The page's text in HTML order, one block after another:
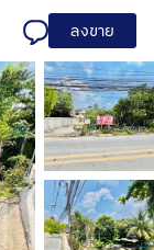
ลงขาย